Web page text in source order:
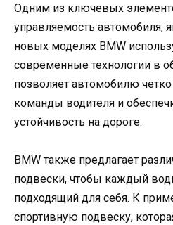
Одним из ключевых
управляемость автомобиля,
новых моделях BMW
современные технологии в
позволяет автомобилю
команды водителя и
устойчивость на дороге.
BMW также предлагает
подвески, чтобы каждый
подходящий для себя. К
спортивную подвеску,